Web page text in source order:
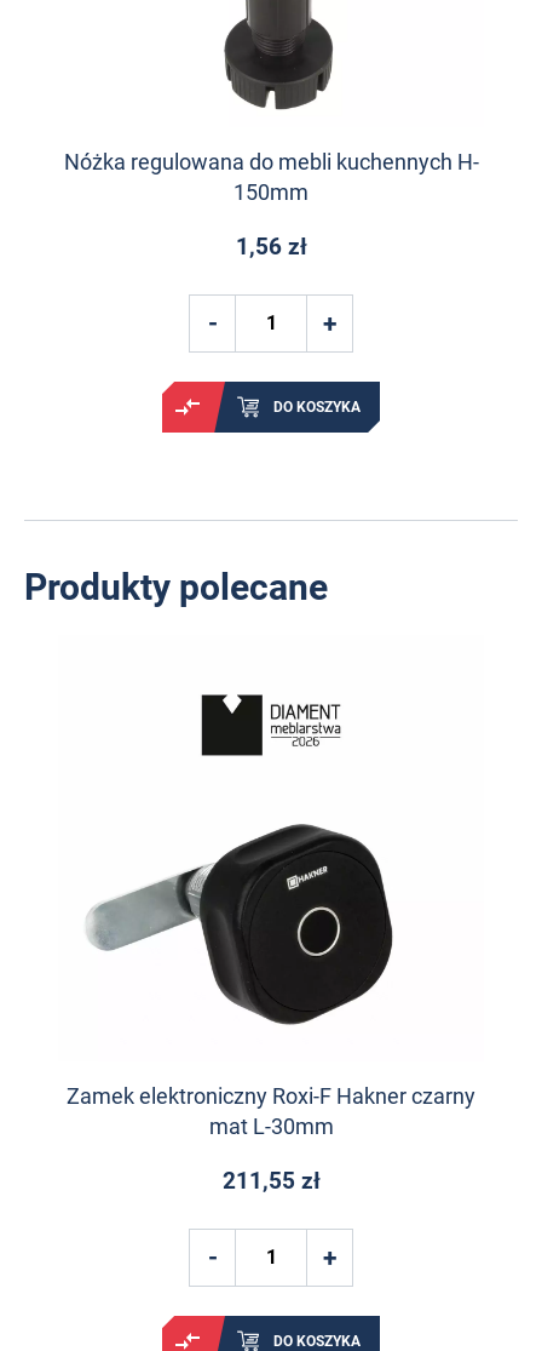
Nóżka regulowana do mebli kuchennych H-
150mm
1,56 zł
DO KOSZYKA
Produkty polecane
Zamek elektroniczny Roxi-F Hakner czarny
mat L-30mm
211,55 zł
DO KOSZYKA